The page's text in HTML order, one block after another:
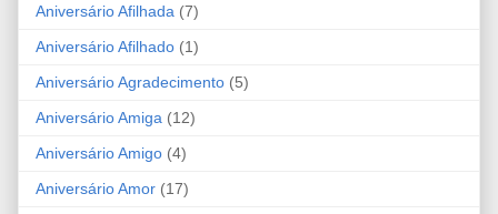
Aniversário Afilhada (7)
Aniversário Afilhado (1)
Aniversário Agradecimento (5)
Aniversário Amiga (12)
Aniversário Amigo (4)
Aniversário Amor (17)